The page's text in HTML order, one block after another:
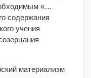
«…
содержания
учения
материализм